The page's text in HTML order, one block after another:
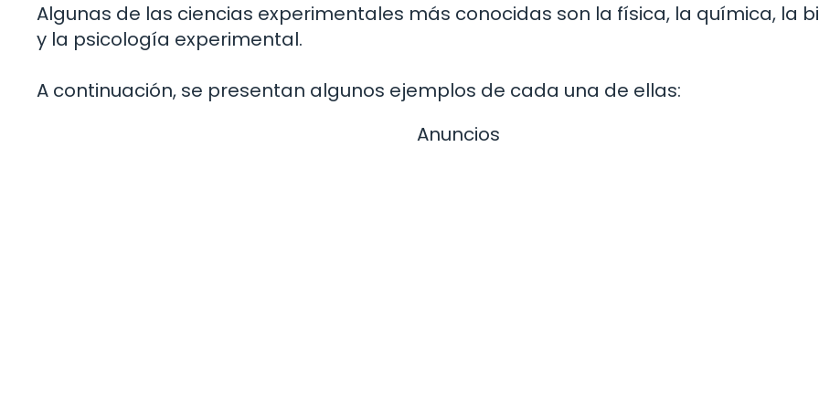
Algunas de las ciencias experimentales más conocidas son la física, la química, la
y la psicología experimental.
A continuación, se presentan algunos ejemplos de cada una de ellas:
Anuncios